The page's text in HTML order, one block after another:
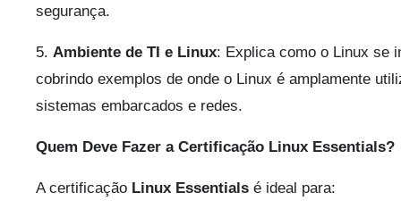
segurança.
5. Ambiente de TI e Linux: Explica como o Linux se
cobrindo exemplos de onde o Linux é amplamente
sistemas embarcados e redes.
Quem Deve Fazer a Certificação Linux Essentials?
A certificação Linux Essentials é ideal para: